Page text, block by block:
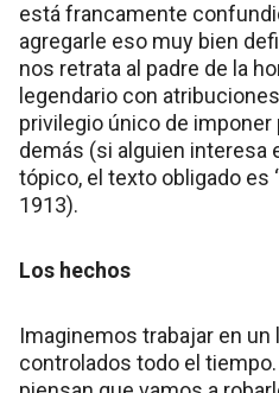
está francamente
agregarle eso muy bien
nos retrata al padre de la
legendario con
privilegio único de
demás (si alguien interesa
tópico, el texto obligado es
1913).
Los hechos
Imaginemos trabajar en
controlados todo el